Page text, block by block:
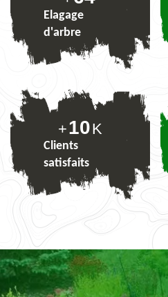
Elagage
d'arbre
+10K
Clients
satisfaits